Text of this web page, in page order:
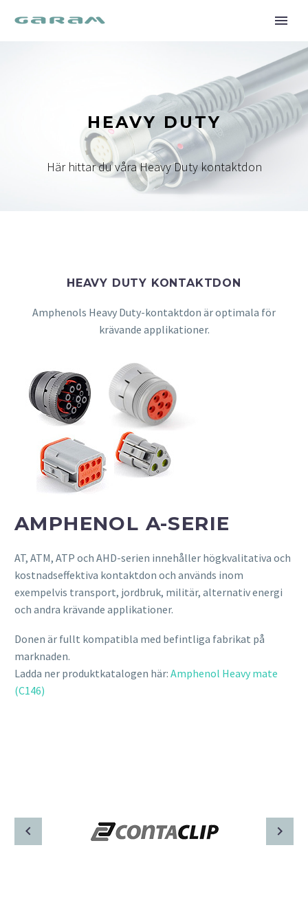
HEAVY DUTY
Här hittar du våra Heavy Duty kontaktdon
HEAVY DUTY KONTAKTDON
Amphenols Heavy Duty-kontaktdon är optimala för
krävande applikationer.
AMPHENOL A-SERIE
AT, ATM, ATP och AHD-serien innehåller högkvalitativa och
kostnadseffektiva kontaktdon och används inom
exempelvis transport, jordbruk, militär, alternativ energi
och andra krävande applikationer.
Donen är fullt kompatibla med befintliga fabrikat på
marknaden.
Ladda ner produktkatalogen här: Amphenol Heavy mate
(C146)